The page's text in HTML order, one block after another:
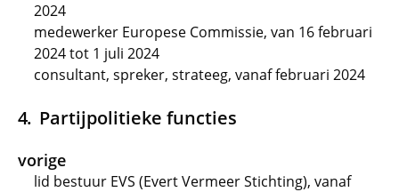
2024
medewerker Europese Commissie, van 16 februari
2024 tot 1 juli 2024
consultant, spreker, strateeg, vanaf februari 2024
Partijpolitieke functies
vorige
lid bestuur EVS (Evert Vermeer Stichting), vanaf